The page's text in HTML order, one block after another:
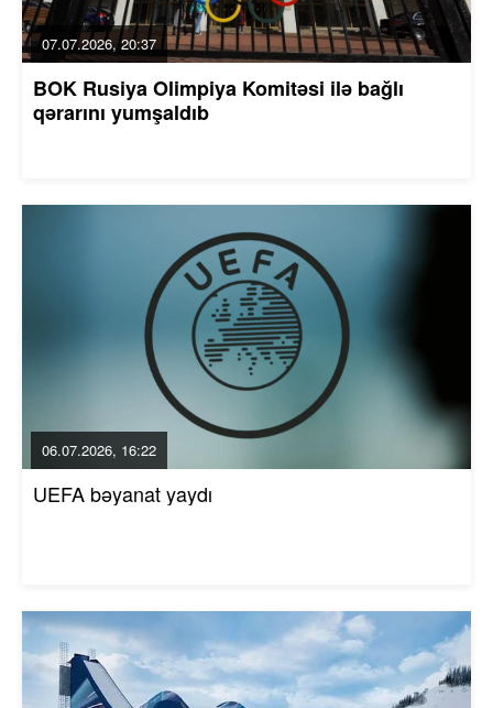
07.07.2026, 20:37
BOK Rusiya Olimpiya Komitəsi ilə bağlı
qərarını yumşaldıb
06.07.2026, 16:22
UEFA bəyanat yaydı